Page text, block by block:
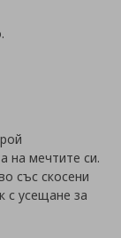
на мечтите си.
със скосени
с усещане за